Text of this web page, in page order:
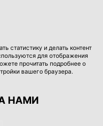
статистику и делать контент
для отображения
прочитать подробнее о
вашего браузера.
НАМИ